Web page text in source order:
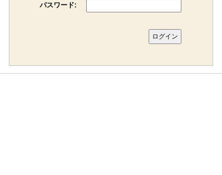
パスワード: